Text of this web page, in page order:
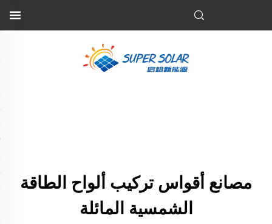
مصانع أقواس تركيب ألواح الطاقة
الشمسية المائلة